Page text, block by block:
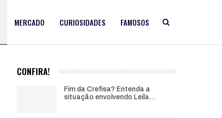
MERCADO CURIOSIDADES FAMOSOS
CONFIRA!
Fim da Crefisa? Entenda a
situação envolvendo Leila…